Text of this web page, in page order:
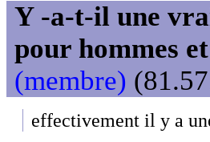
Y -a-t-il une
pour hommes
(membre)
effectivement il y a